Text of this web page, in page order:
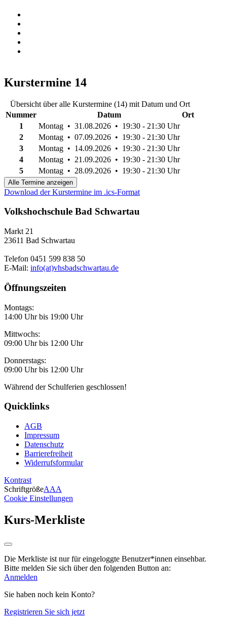
Kurstermine 14
Übersicht über alle Kurstermine (14) mit Datum und Ort
Nummer
Datum
Ort
1
Montag • 31.08.2026 • 19:30 - 21:30 Uhr
2
Montag • 07.09.2026 • 19:30 - 21:30 Uhr
3
Montag • 14.09.2026 • 19:30 - 21:30 Uhr
4
Montag • 21.09.2026 • 19:30 - 21:30 Uhr
5
Montag • 28.09.2026 • 19:30 - 21:30 Uhr
Alle Termine anzeigen
Download der Kurstermine im .ics-Format
Volkshochschule Bad Schwartau
Markt 21
23611 Bad Schwartau
Telefon 0451 599 838 50
E-Mail: info(at)vhsbadschwartau.de
Öffnungszeiten
Montags:
14:00 Uhr bis 19:00 Uhr
Mittwochs:
09:00 Uhr bis 12:00 Uhr
Donnerstags:
09:00 Uhr bis 12:00 Uhr
Während der Schulferien geschlossen!
Quicklinks
AGB
Impressum
Datenschutz
Barrierefreiheit
Widerrufsformular
Kontrast
SchriftgrößeAAA
Cookie Einstellungen
Kurs-Merkliste
Die Merkliste ist nur für eingeloggte Benutzer*innen einsehbar.
Bitte melden Sie sich über den folgenden Button an:
Anmelden
Sie haben noch kein Konto?
Registrieren Sie sich jetzt